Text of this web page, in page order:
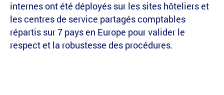
internes ont été déployés sur les sites hôteliers et
les centres de service partagés comptables
répartis sur 7 pays en Europe pour valider le
respect et la robustesse des procédures.